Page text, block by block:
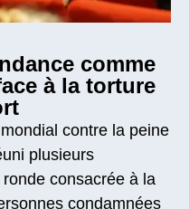
comme
à la torture
contre la peine
plusieurs
consacrée à la
condamnées